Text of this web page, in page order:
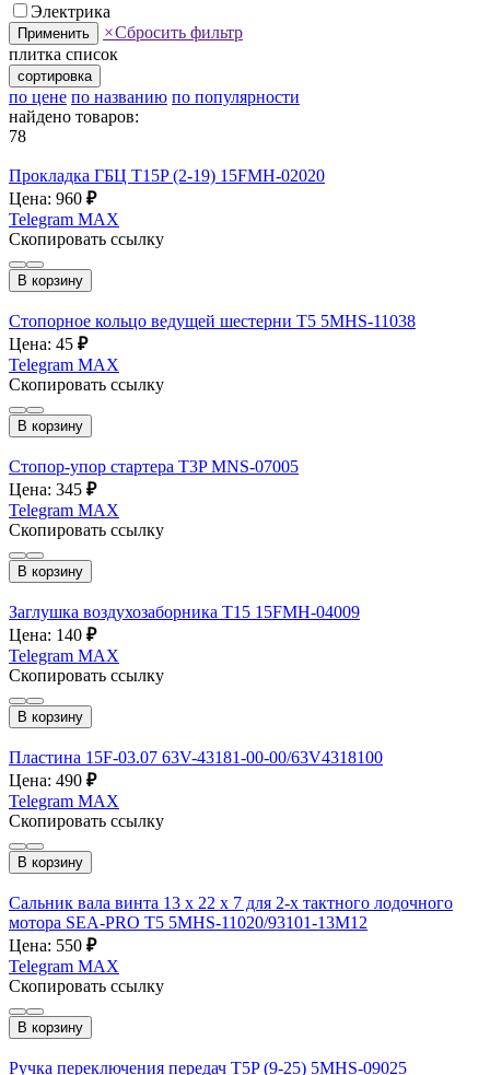
Электрика
Применить ×Сбросить фильтр
плитка список
сортировка
по цене по названию по популярности
найдено товаров:
78
Прокладка ГБЦ T15P (2-19) 15FMH-02020
Цена: 960 ₽
Telegram MAX
Скопировать ссылку
В корзину
Стопорное кольцо ведущей шестерни T5 5MHS-11038
Цена: 45 ₽
Telegram MAX
Скопировать ссылку
В корзину
Стопор-упор стартера T3P MNS-07005
Цена: 345 ₽
Telegram MAX
Скопировать ссылку
В корзину
Заглушка воздухозаборника T15 15FMH-04009
Цена: 140 ₽
Telegram MAX
Скопировать ссылку
В корзину
Пластина 15F-03.07 63V-43181-00-00/63V4318100
Цена: 490 ₽
Telegram MAX
Скопировать ссылку
В корзину
Сальник вала винта 13 x 22 x 7 для 2-х тактного лодочного
мотора SEA-PRO T5 5MHS-11020/93101-13M12
Цена: 550 ₽
Telegram MAX
Скопировать ссылку
В корзину
Ручка переключения передач T5P (9-25) 5MHS-09025